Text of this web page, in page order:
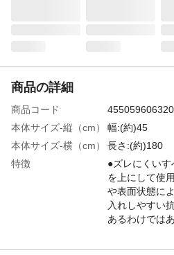
商品の詳細
商品コード
本体サイズ-縦（cm）
幅:(約)45
本体サイズ-横（cm）
長さ:(約)180
特徴
●ズレにくい
を上にして使
や表面状態に
入れしやすい
あるわけでは